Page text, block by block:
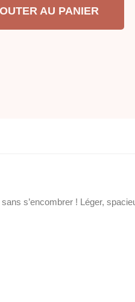
AU PANIER
s’encombrer ! Léger,